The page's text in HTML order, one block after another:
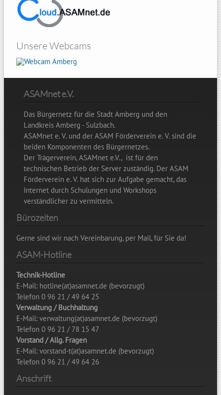
Unsere Webcams
ASAMnet e.V.
Das Bürgernetz für die Stadt Amberg und den
Landkreis Amberg - Sulzbach.
ASAMnet e. V. und der ASAM Förderverein e. V. sind die
beiden Komponenten des Bürgernetzes.
Der Trägerverein, ASAMnet e.V., ist für den
technischen Betrieb der Server zuständig. Der ASAM
Förderverein e. V. hat sich zur Aufgabe gemacht, das
Internet durch Schulungen und Workshops
verständlicher zu vermitteln.
Bürozeiten
Gerne sind wir nach Vereinbarung, per Mail, für Sie da!
ASAM-Hotline
Technik-Hotline
E-Mail: hotline(at)asamnet.de (bevorzugt)
Telefon 0 96 21 / 49 64 25
Verwaltung / Buchhaltung
E-Mail: verwaltung(at)asamnet.de (bevorzugt)
Telefon 0 96 21 / 78 15 47
Vorstand / Allg. Fragen
E-Mail: vorstand-t(at)asamnet.de (bevorzugt)
Telefon 0 96 21 / 49 64 26
Anschrift